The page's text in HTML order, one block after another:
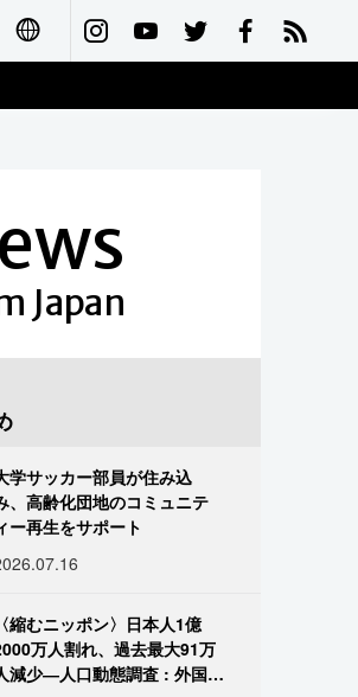
Français
Japan
学サッカー部員が住み込
、高齢化団地のコミュニテ
ー再生をサポート
〈縮むニッポン〉日本人1億
万人割れ、過去最大91万
減少―人口動態調査 : 外国人